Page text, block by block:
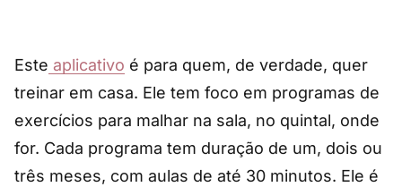
Este aplicativo é para quem, de verdade, quer
treinar em casa. Ele tem foco em programas de
exercícios para malhar na sala, no quintal, onde
for. Cada programa tem duração de um, dois ou
três meses, com aulas de até 30 minutos. Ele é